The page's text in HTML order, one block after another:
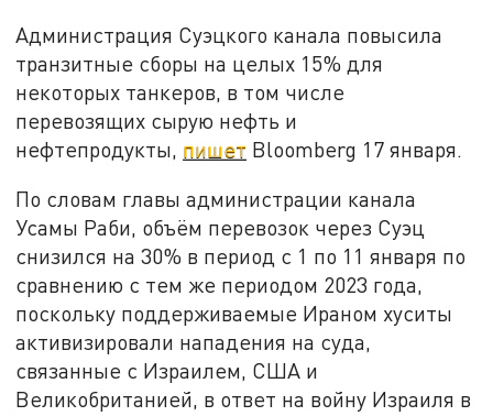
Администрация Суэцкого канала повысила
транзитные сборы на целых 15% для
некоторых танкеров, в том числе
перевозящих сырую нефть и
нефтепродукты, пишет Bloomberg 17 января.
По словам главы администрации канала
Усамы Раби, объём перевозок через Суэц
снизился на 30% в период с 1 по 11 января по
сравнению с тем же периодом 2023 года,
поскольку поддерживаемые Ираном хуситы
активизировали нападения на суда,
связанные с Израилем, США и
Великобританией, в ответ на войну Израиля в